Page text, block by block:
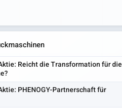
Reicht die Transformation für die
PHENOGY-Partnerschaft für